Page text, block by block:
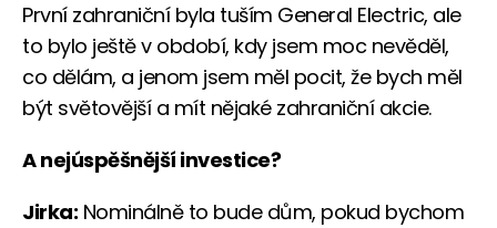
První zahraniční byla tuším General Electric, ale
to bylo ještě v období, kdy jsem moc nevěděl,
co dělám, a jenom jsem měl pocit, že bych měl
být světovější a mít nějaké zahraniční akcie.
A nejúspěšnější investice?
Jirka: Nominálně to bude dům, pokud bychom